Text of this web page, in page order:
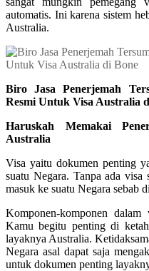
automatis. Ini karena sistem
Australia.
Biro Jasa Penerjemah
Resmi Untuk Visa Australia
Haruskah Memakai
Australia
Visa yaitu dokumen penting
suatu Negara. Tanpa ada visa
masuk ke suatu Negara sebab
Komponen-komponen
Kamu begitu penting di
layaknya Australia.
Negara asal dapat saja
untuk dokumen penting